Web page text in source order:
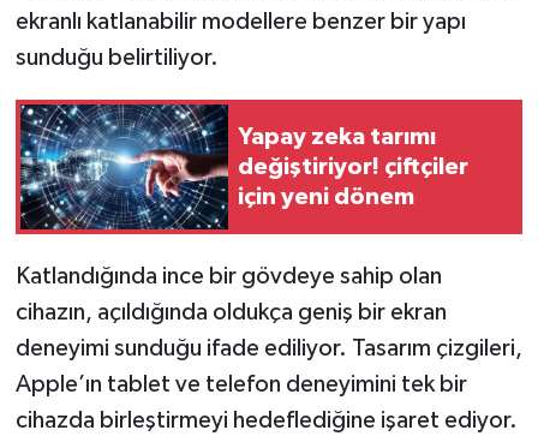
ekranlı katlanabilir modellere benzer bir yapı
sunduğu belirtiliyor.
Yapay zeka tarımı
değiştiriyor! çiftçiler
için yeni dönem
Katlandığında ince bir gövdeye sahip olan
cihazın, açıldığında oldukça geniş bir ekran
deneyimi sunduğu ifade ediliyor. Tasarım çizgileri,
Apple’ın tablet ve telefon deneyimini tek bir
cihazda birleştirmeyi hedeflediğine işaret ediyor.
Pazarlar
Politika
Resmi İlan
Rüya Tabirleri
Şaphane
Simav